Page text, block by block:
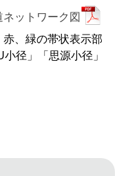
ットワーク図
、緑の帯状表示部
径」「思源小径」